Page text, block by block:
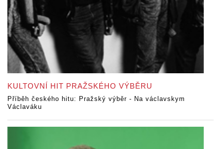
KULTOVNÍ HIT PRAŽSKÉHO VÝBĚRU
Příběh českého hitu: Pražský výběr - Na václavskym
Václaváku